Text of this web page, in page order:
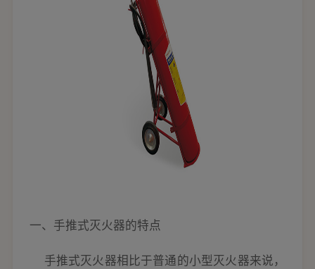
一、手推式灭火器的特点
手推式灭火器相比于普通的小型灭火器来说，